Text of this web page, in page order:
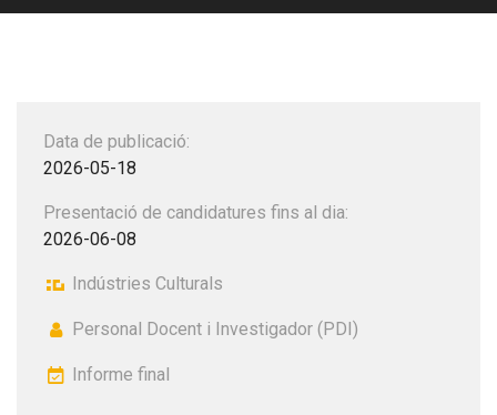
Data de publicació:
2026-05-18
Presentació de candidatures fins al dia:
2026-06-08
Indústries Culturals
Personal Docent i Investigador (PDI)
Informe final